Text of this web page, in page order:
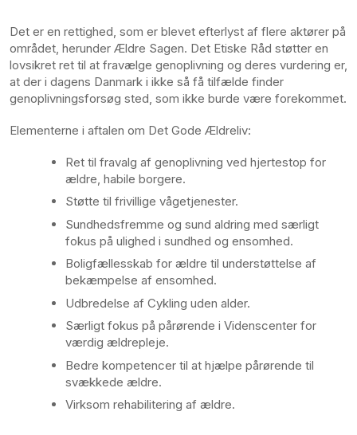
Det er en rettighed, som er blevet efterlyst af flere aktører på
området, herunder Ældre Sagen. Det Etiske Råd støtter en
lovsikret ret til at fravælge genoplivning og deres vurdering er,
at der i dagens Danmark i ikke så få tilfælde finder
genoplivningsforsøg sted, som ikke burde være forekommet.
Elementerne i aftalen om Det Gode Ældreliv:
Ret til fravalg af genoplivning ved hjertestop for
ældre, habile borgere.
Støtte til frivillige vågetjenester.
Sundhedsfremme og sund aldring med særligt
fokus på ulighed i sundhed og ensomhed.
Boligfællesskab for ældre til understøttelse af
bekæmpelse af ensomhed.
Udbredelse af Cykling uden alder.
Særligt fokus på pårørende i Videnscenter for
værdig ældrepleje.
Bedre kompetencer til at hjælpe pårørende til
svækkede ældre.
Virksom rehabilitering af ældre.